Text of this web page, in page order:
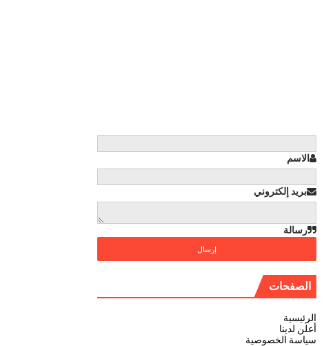
الاسم
بريد إلكتروني
رسالة
الصفحات
الرئيسية
أعلن لدينا
سياسة الخصوصية